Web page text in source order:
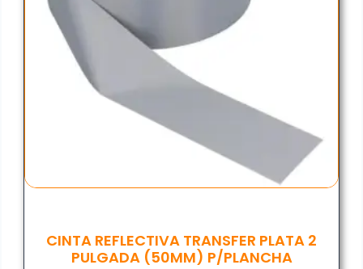
CINTA REFLECTIVA TRANSFER PLATA 2
PULGADA (50MM) P/PLANCHA